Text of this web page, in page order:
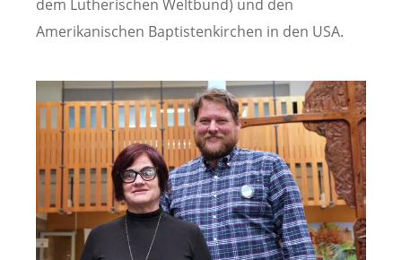
dem Lutherischen Weltbund) und den
Amerikanischen Baptistenkirchen in den USA.
Image